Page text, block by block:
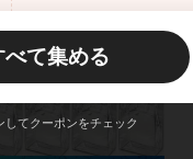
商品クーポン
期間限定
べて集める
してクーポンをチェック